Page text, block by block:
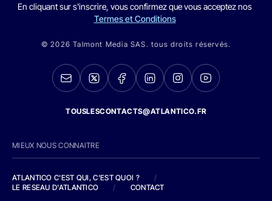
En cliquant sur s'inscrire, vous confirmez que vous acceptez nos
Termes et Conditions
© 2026 Talmont Media SAS. tous droits réservés.
TOUSLESCONTACTS@ATLANTICO.FR
MIEUX NOUS CONNAITRE
ATLANTICO C'EST QUI, C'EST QUOI ?
/
LE RESEAU D'ATLANTICO
/ CONTACT